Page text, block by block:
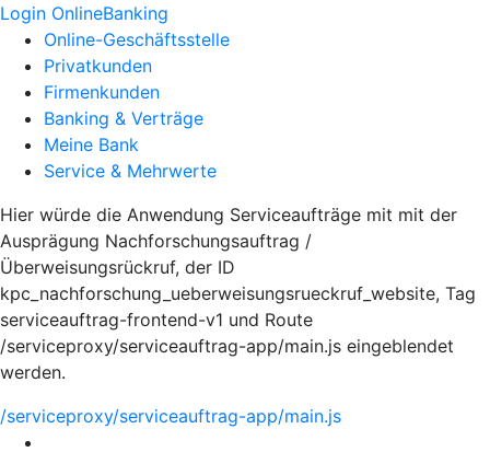
Login OnlineBanking
Online-Geschäftsstelle
Privatkunden
Firmenkunden
Banking & Verträge
Meine Bank
Service & Mehrwerte
Hier würde die Anwendung Serviceaufträge mit mit der
Ausprägung Nachforschungsauftrag /
Überweisungsrückruf, der ID
kpc_nachforschung_ueberweisungsrueckruf_website, Tag
serviceauftrag-frontend-v1 und Route
/serviceproxy/serviceauftrag-app/main.js eingeblendet
werden.
/serviceproxy/serviceauftrag-app/main.js